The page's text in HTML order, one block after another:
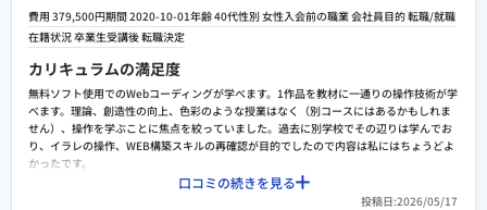
とても楽だと思います。人と関わって仕事をするのが人苦手な人やできるだけお家にい
たい！という人はやってみても損はないかもしれません。
スクールへの改善ポイント
カリキュラムに不満はなかったですが、一つ言えるとすれば費用の問題だと思います。
少し値段が高い気がするため、安直に決めることはできないと思います。講師自体はい
い先生ばかりで受けていて損すると感じたことはなかったです。
検討者向けにおすすめポイント
先ほどの文章でも書いた通り、在宅でできるためとても楽です。家から出たくない人に
費用 379,500円期間 2020-10-01年齢 40代性別 女性入会前の職業 会社員目的 転職/就職
在籍状況 卒業生受講後 転職決定
カリキュラムの満足度
無料ソフト使用でのWebコーディングが学べます。1作品を教材に一通りの操作技術が学
べます。理論、創造性の向上、色彩のような授業はなく（別コースにはあるかもしれま
せん）、操作を学ぶことに焦点を絞っていました。過去に別学校でその辺りは学んでお
り、イラレの操作、WEB構築スキルの再確認が目的でしたので内容は私にはちょうどよ
かったです。
口コミの続きを見る
投稿日:2026/05/17